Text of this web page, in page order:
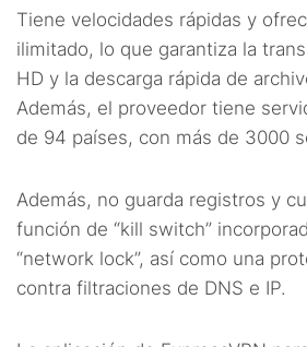
Tiene velocidades rápidas y
ilimitado, lo que garantiza la
HD y la descarga rápida de
Además, el proveedor tiene
de 94 países, con más de 3000
Además, no guarda registros y
función de “kill switch”
“network lock”, así como una
contra filtraciones de DNS e IP.